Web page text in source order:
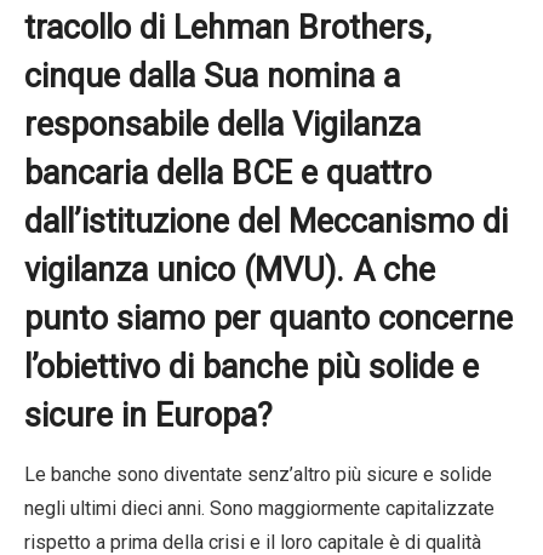
tracollo di Lehman Brothers,
cinque dalla Sua nomina a
responsabile della Vigilanza
bancaria della BCE e quattro
dall’istituzione del Meccanismo di
vigilanza unico (MVU). A che
punto siamo per quanto concerne
l’obiettivo di banche più solide e
sicure in Europa?
Le banche sono diventate senz’altro più sicure e solide
negli ultimi dieci anni. Sono maggiormente capitalizzate
rispetto a prima della crisi e il loro capitale è di qualità